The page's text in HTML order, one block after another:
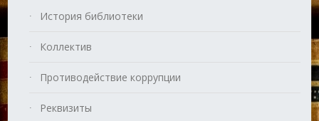
История библиотеки
Коллектив
Противодействие коррупции
Реквизиты